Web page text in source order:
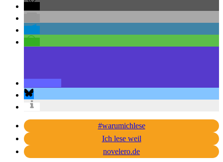
#warumichlese
Ich lese weil
novelero.de